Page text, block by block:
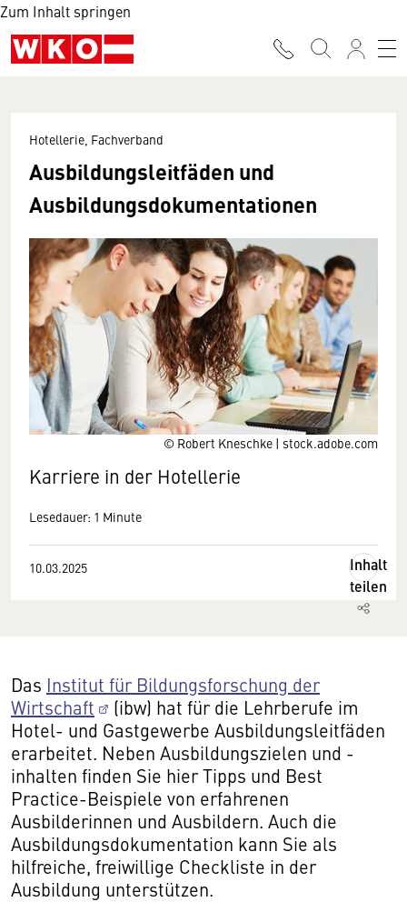
Zum Inhalt springen
© Robert Kneschke | stock.adobe.com
Hotellerie, Fachverband
Ausbildungsleitfäden und
Ausbildungsdokumentationen
Karriere in der Hotellerie
Lesedauer: 1 Minute
10.03.2025
Inhalt
teilen
Das Institut für Bildungsforschung der
Wirtschaft
(ibw) hat für die Lehrberufe im
Hotel- und Gastgewerbe Ausbildungsleitfäden
erarbeitet. Neben Ausbildungszielen und -
inhalten finden Sie hier Tipps und Best
Practice-Beispiele von erfahrenen
Ausbilderinnen und Ausbildern. Auch die
Ausbildungsdokumentation kann Sie als
hilfreiche, freiwillige Checkliste in der
Ausbildung unterstützen.